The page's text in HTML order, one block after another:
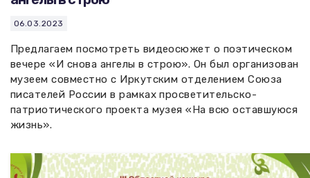
06.03.2023
Предлагаем посмотреть видеосюжет о поэтическом
вечере «И снова ангелы в строю». Он был организован
музеем совместно с Иркутским отделением Союза
писателей России в рамках просветительско-
патриотического проекта музея «На всю оставшуюся
жизнь».